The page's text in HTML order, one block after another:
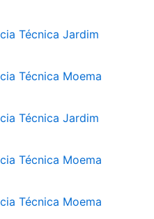
Técnica Jardim
Técnica Moema
Técnica Jardim
Técnica Moema
Técnica Moema